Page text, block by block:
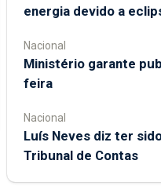
energia devido a
Nacional
Ministério garante
feira
Nacional
Luís Neves diz ter
Tribunal de Contas